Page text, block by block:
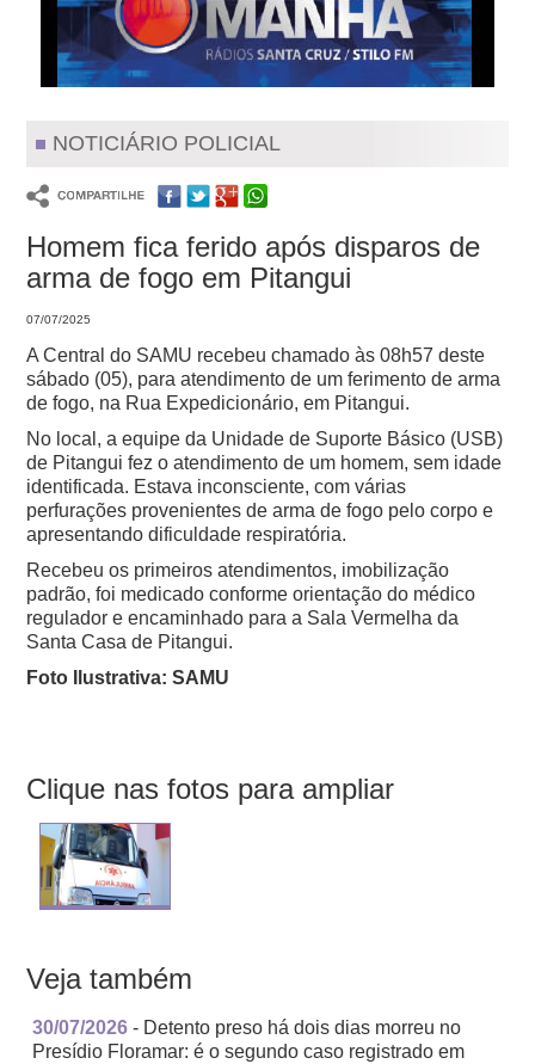
NOTICIÁRIO POLICIAL
Homem fica ferido após disparos de
arma de fogo em Pitangui
07/07/2025
A Central do SAMU recebeu chamado às 08h57 deste
sábado (05), para atendimento de um ferimento de arma
de fogo, na Rua Expedicionário, em Pitangui.
No local, a equipe da Unidade de Suporte Básico (USB)
de Pitangui fez o atendimento de um homem, sem idade
identificada. Estava inconsciente, com várias
perfurações provenientes de arma de fogo pelo corpo e
apresentando dificuldade respiratória.
Recebeu os primeiros atendimentos, imobilização
padrão, foi medicado conforme orientação do médico
regulador e encaminhado para a Sala Vermelha da
Santa Casa de Pitangui.
Foto Ilustrativa: SAMU
Clique nas fotos para ampliar
Veja também
30/07/2026 - Detento preso há dois dias morreu no
Presídio Floramar: é o segundo caso registrado em